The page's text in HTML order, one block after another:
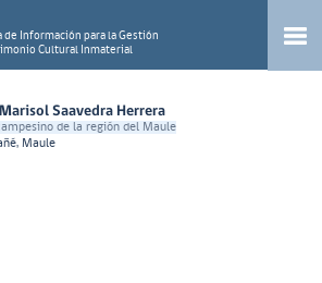
de Información para la Gestión
Cultural Inmaterial
Saavedra Herrera
de la región del Maule
Maule